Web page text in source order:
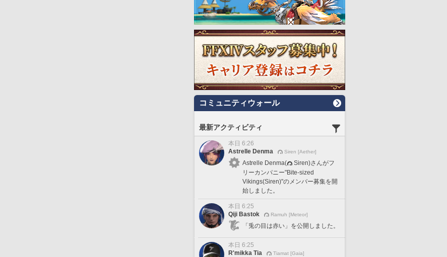
コミュニティウォール
最新アクティビティ
本日 6:26
Astrelle Denma
Siren [Aether]
Astrelle Denma(
Siren)さんがフ
リーカンパニー"Bite-sized
Vikings(Siren)"のメンバー募集を開
始しました。
本日 6:25
Qiji Bastok
Ramuh [Meteor]
「兎の目は赤い」を公開しました。
本日 6:25
R'mikka Tia
Tiamat [Gaia]